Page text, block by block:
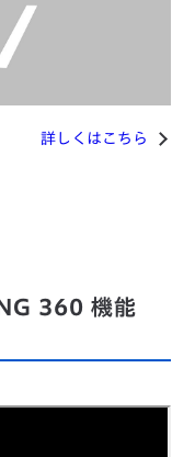
詳しくはこちら
360 機能